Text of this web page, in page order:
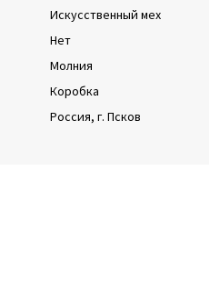
Искусственный мех
Нет
Молния
Коробка
Россия, г. Псков